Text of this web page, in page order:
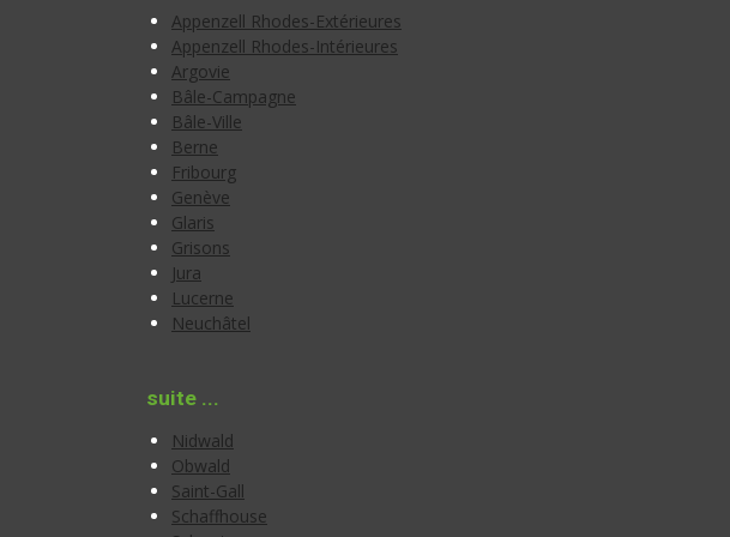
Appenzell Rhodes-Extérieures
Appenzell Rhodes-Intérieures
Argovie
Bâle-Campagne
Bâle-Ville
Berne
Fribourg
Genève
Glaris
Grisons
Jura
Lucerne
Neuchâtel
suite ...
Nidwald
Obwald
Saint-Gall
Schaffhouse